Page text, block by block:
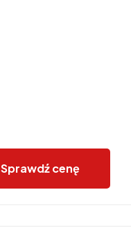
Sprawdź cenę